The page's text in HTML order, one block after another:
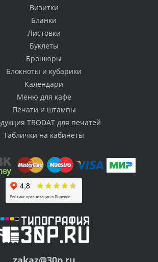
Визитки
Бланки
Листовки
Буклеты
Брошюры
Блокноты и кубарики
Календари
Меню для кафе
Печати и штампы
TRODAT для печатей
Таблички на кабинеты